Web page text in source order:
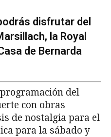
disfrutar del
la Royal
de Bernarda
del
con obras
de nostalgia para el
para la sábado y